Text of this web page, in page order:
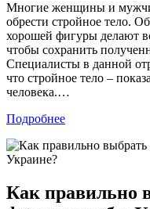
Многие женщины и
обрести стройное тело.
хорошей фигуры делают
чтобы сохранить
Специалисты в данной
что стройное тело –
человека.…
Подробнее
Как правильно